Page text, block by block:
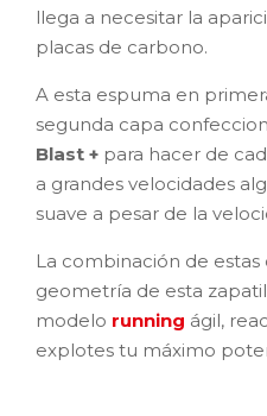
llega a necesitar la
placas de carbono.
A esta espuma en
segunda capa
Blast + para hacer de
a grandes velocidades
suave a pesar de la
La combinación de estas
geometría de esta
modelo running ágil,
explotes tu máximo